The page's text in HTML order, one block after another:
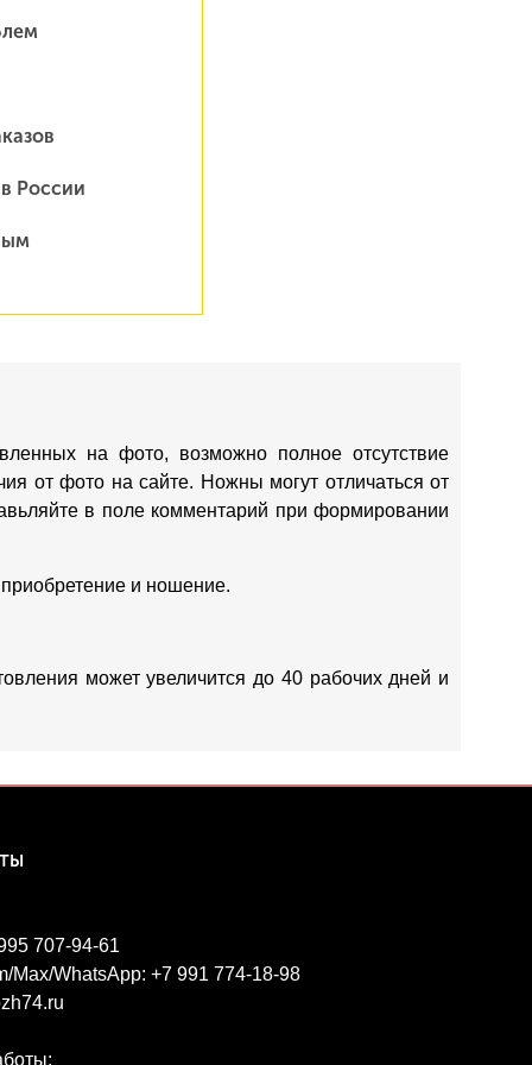
России
на фото, возможно полное отсутствие
от фото на сайте. Ножны могут отличаться от
в поле комментарий при формировании
и ношение.
может увеличится до 40 рабочих дней и
707-94-61
Max/WhatsApp: +7 991 774-18-98